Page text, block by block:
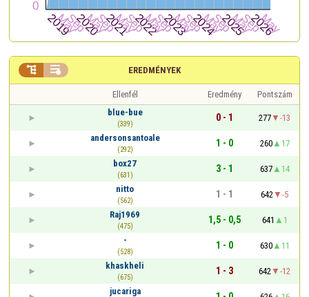
EREDMÉNYEK
 
Ellenfél Eredmény
Pontszám
blue-bue
(339)
0 - 1 277
-13
andersonsantoale
(292)
1 - 0 260
17
box27
(631)
3 - 1 637
14
nitto
(562)
1 - 1 642
-5
Raj1969
(475)
1,5 - 0,5 641
1
-
(528)
1 - 0 630
11
khaskheli
(675)
1 - 3 642
-12
jucariga